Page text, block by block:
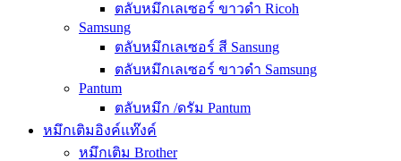
ตลับหมึกเลเซอร์ ขาวดำ Ricoh
Samsung
ตลับหมึกเลเซอร์ สี Sansung
ตลับหมึกเลเซอร์ ขาวดำ Samsung
Pantum
ตลับหมึก /ดรัม Pantum
หมึกเติมอิงค์แท๊งค์
หมึกเติม Brother